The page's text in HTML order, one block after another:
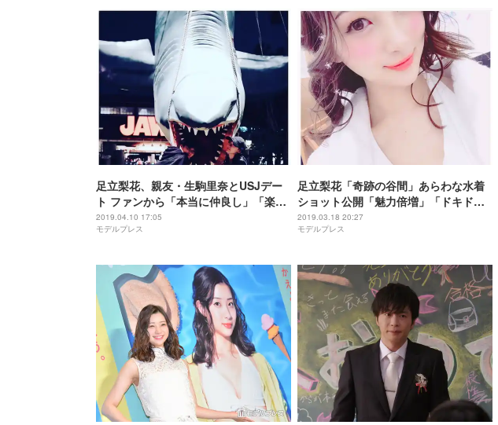
足立梨花、親友・生駒里奈とUSJデー
ト ファンから「本当に仲良し」「楽し
そう」の声
2019.04.10 17:05
モデルプレス
足立梨花「奇跡の谷間」あらわな水着
ショット公開「魅力倍増」「ドキドキ
する」と注目集まる
2019.03.18 20:27
モデルプレス